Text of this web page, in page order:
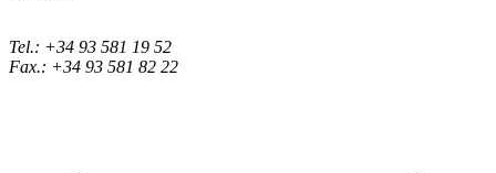
Tel.: +34 93 581 19 52
Fax.: +34 93 581 82 22